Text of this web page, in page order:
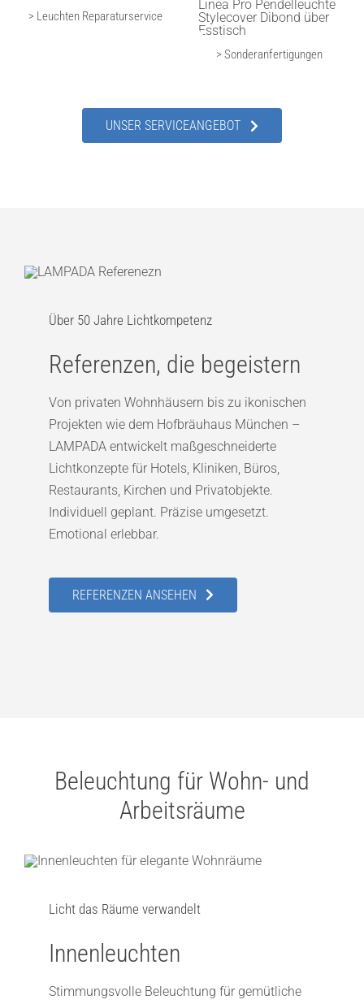
> Leuchten Reparaturservice
> Sonderanfertigungen
UNSER SERVICEANGEBOT
Über 50 Jahre Lichtkompetenz
Referenzen, die begeistern
Von privaten Wohnhäusern bis zu ikonischen
Projekten wie dem Hofbräuhaus München –
LAMPADA entwickelt maßgeschneiderte
Lichtkonzepte für Hotels, Kliniken, Büros,
Restaurants, Kirchen und Privatobjekte.
Individuell geplant. Präzise umgesetzt.
Emotional erlebbar.
REFERENZEN ANSEHEN
Beleuchtung für Wohn- und
Arbeitsräume
Licht das Räume verwandelt
Innenleuchten
Stimmungsvolle Beleuchtung für gemütliche